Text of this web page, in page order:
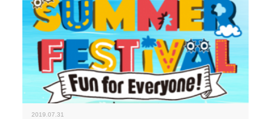
2019.07.31